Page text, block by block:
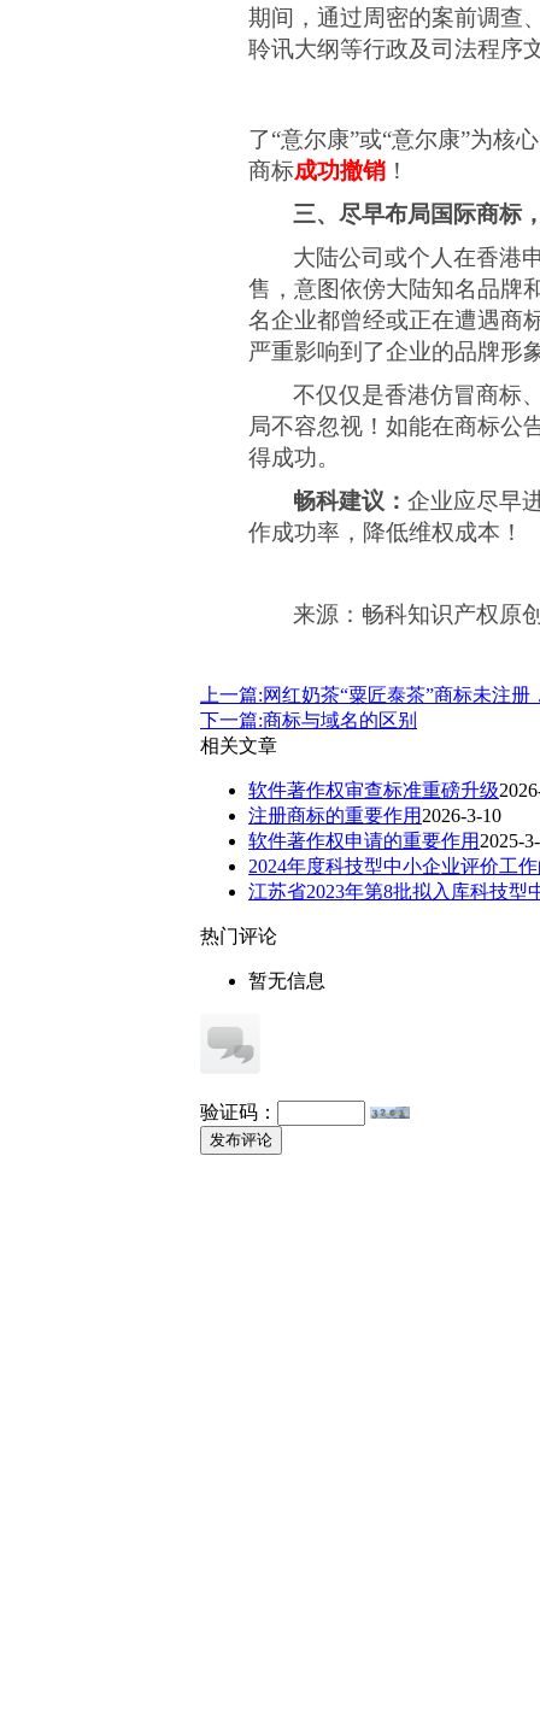
期间，通过周密的案前调查
聆讯大纲等行政及司法程序
了“意尔康”或“意尔康”为核
商标成功撤销 ！
三、尽早布局国际商标
大陆公司或个人在香港
售，意图依傍大陆知名品牌
名企业都曾经或正在遭遇商
严重影响到了企业的品牌形
不仅仅是香港仿冒商标
局不容忽视！如能在商标公
得成功。
畅科建议： 企业应尽早
作成功率，降低维权成本！
来源：畅科知识产权原
上一篇:网红奶茶“粟匠泰茶”商标未注
下一篇:商标与域名的区别
相关文章
软件著作权审查标准重磅升级
注册商标的重要作用 2026-3-10
软件著作权申请的重要作用 2025-
2024年度科技型中小企业评价工
江苏省2023年第8批拟入库科技型
热门评论
暂无信息
验证码：
发布评论